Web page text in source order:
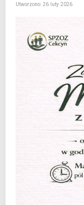
Utworzono: 26 luty 2026